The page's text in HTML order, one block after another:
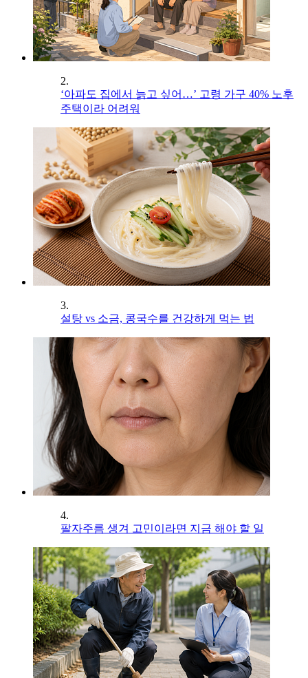
2.
‘아파도 집에서 늙고 싶어…’ 고령 가구 40% 노후
주택이라 어려워
3.
설탕 vs 소금, 콩국수를 건강하게 먹는 법
4.
팔자주름 생겨 고민이라면 지금 해야 할 일